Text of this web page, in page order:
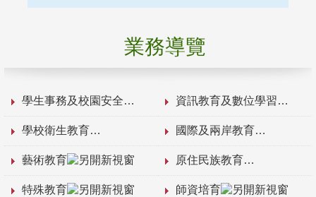
業務導覽
學生事務及校園安全 資訊教育及數位學習
學校衛生教育 國際及兩岸教育
藝術教育 原住民族教育
特殊教育 師資培育